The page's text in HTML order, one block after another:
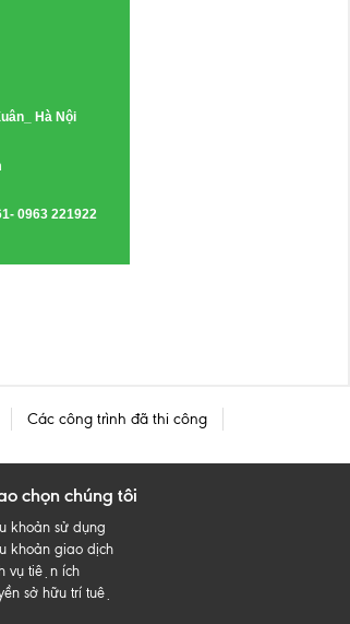
Hà Nội
0963 221922
Các công trình đã thi công
chọn chúng tôi
khoản sử dụng
khoản giao dịch
vụ tiện ích
sở hữu trí tuệ